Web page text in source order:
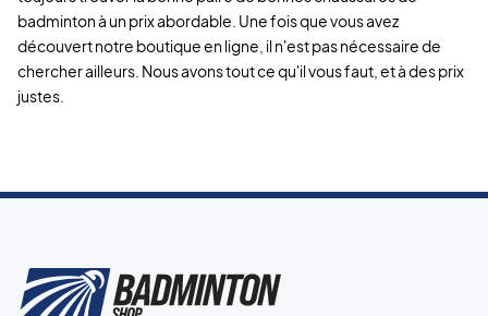
badminton à un prix abordable. Une fois que vous avez
découvert notre boutique en ligne, il n'est pas nécessaire de
chercher ailleurs. Nous avons tout ce qu'il vous faut, et à des prix
justes.